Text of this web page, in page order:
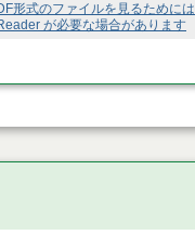
形式のファイルを見るためには
が必要な場合があります